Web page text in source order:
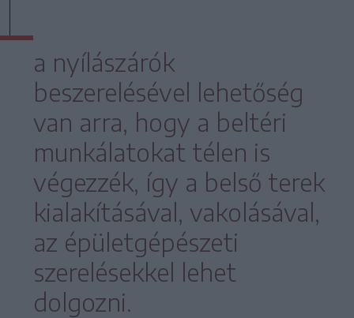
a nyílászárók
beszerelésével lehetőség
van arra, hogy a beltéri
munkálatokat télen is
végezzék, így a belső terek
kialakításával, vakolásával,
az épületgépészeti
szerelésekkel lehet
dolgozni.